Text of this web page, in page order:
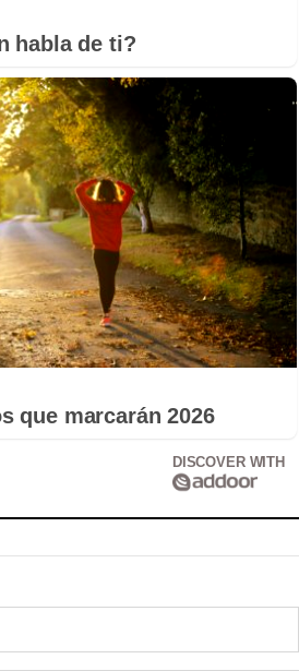
habla de ti?
que marcarán 2026
DISCOVER WITH